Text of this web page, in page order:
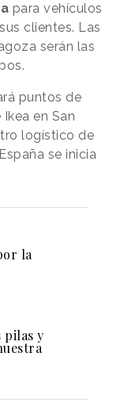
para vehículos
clientes. Las
serán las
puntos de
en San
logístico de
se inicia
la
pilas y